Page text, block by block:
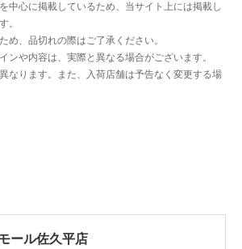
ール佐久平店